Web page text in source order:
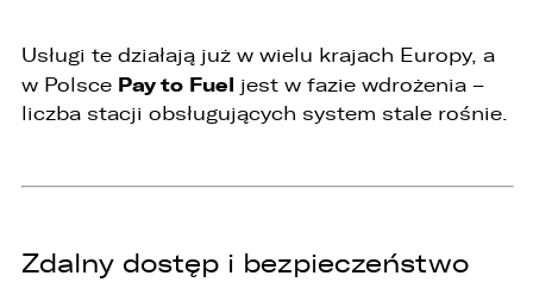
Usługi te działają już w wielu krajach Europy, a
w Polsce Pay to Fuel jest w fazie wdrożenia –
liczba stacji obsługujących system stale rośnie.
Zdalny dostęp i bezpieczeństwo
konieczność przetwarzania danych (podmioty
przetwarzające).
1. Państwa dane będą przechowywane przez
cofnięcia wcześniej udzielonej przez Państwa
administratora dostępu do danych osobowych,